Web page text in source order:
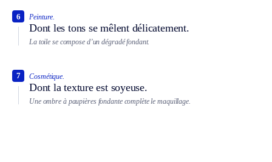
Peinture.
Dont les tons se mêlent délicatement.
6
La toile se compose d’un dégradé fondant.
Cosmétique.
Dont la texture est soyeuse.
7
Une ombre à paupières fondante complète le maquillage.